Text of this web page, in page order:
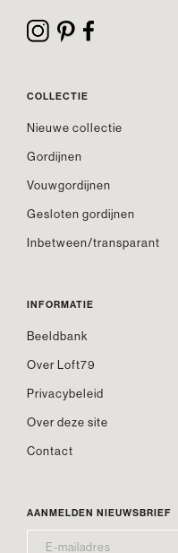
COLLECTIE
Nieuwe collectie
Gordijnen
Vouwgordijnen
Gesloten gordijnen
Inbetween/transparant
INFORMATIE
Beeldbank
Over Loft79
Privacybeleid
Over deze site
Contact
AANMELDEN NIEUWSBRIEF